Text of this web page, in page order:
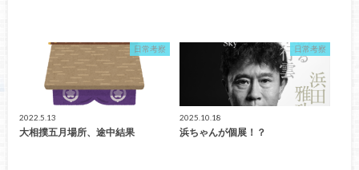
日常考察
2022.5.13
大相撲五月場所、途中結果
日常考察
2025.10.18
浜ちゃんが個展！？